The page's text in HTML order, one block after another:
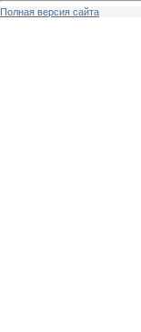
Полная версия сайта